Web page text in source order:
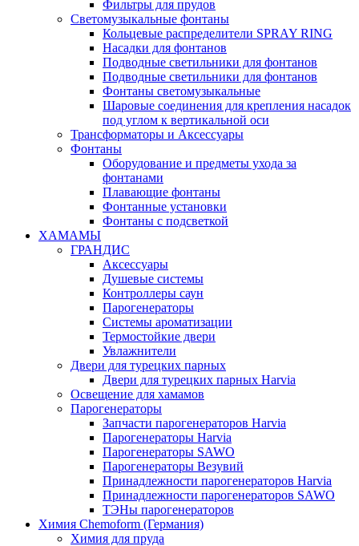
Фильтры для прудов
Светомузыкальные фонтаны
Кольцевые распределители SPRAY RING
Насадки для фонтанов
Подводные светильники для фонтанов
Подводные светильники для фонтанов
Фонтаны светомузыкальные
Шаровые соединения для крепления насадок
под углом к вертикальной оси
Трансформаторы и Аксессуары
Фонтаны
Оборудование и предметы ухода за
фонтанами
Плавающие фонтаны
Фонтанные установки
Фонтаны с подсветкой
ХАМАМЫ
ГРАНДИС
Аксессуары
Душевые системы
Контроллеры саун
Парогенераторы
Системы ароматизации
Термостойкие двери
Увлажнители
Двери для турецких парных
Двери для турецких парных Harvia
Освещение для хамамов
Парогенераторы
Запчасти парогенераторов Harvia
Парогенераторы Harvia
Парогенераторы SAWO
Парогенераторы Везувий
Принадлежности парогенераторов Harvia
Принадлежности парогенераторов SAWO
ТЭНы парогенераторов
Химия Chemoform (Германия)
Химия для пруда